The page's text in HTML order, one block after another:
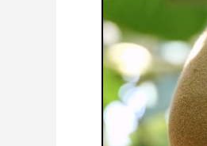
케이블 광고